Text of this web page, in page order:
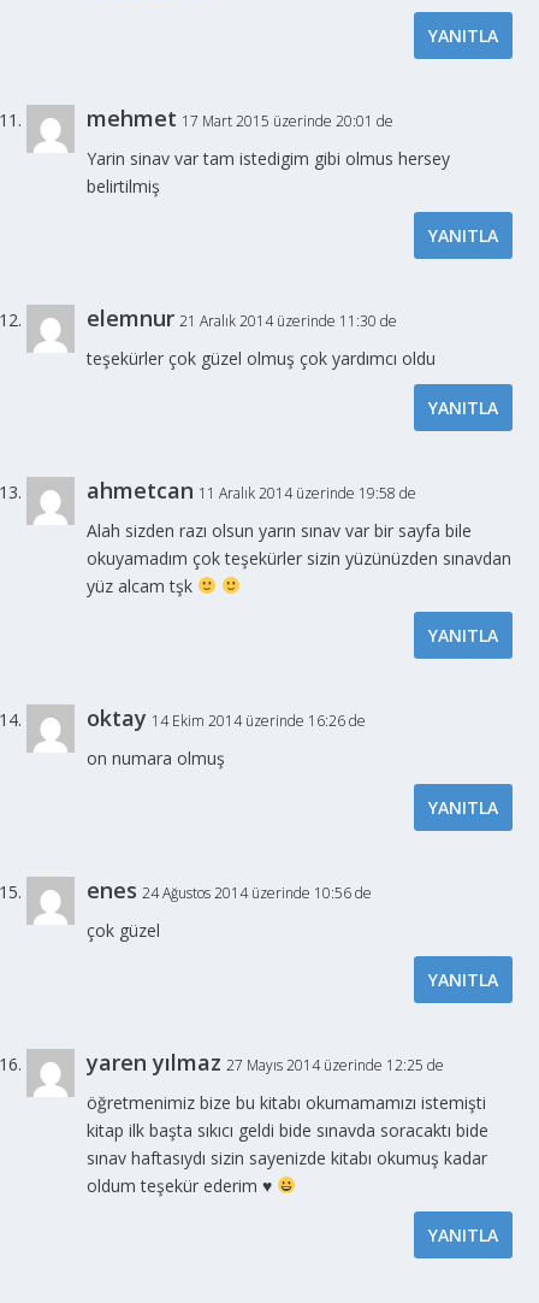
YANITLA
mehmet 17 Mart 2015 üzerinde 20:01 de
Yarin sinav var tam istedigim gibi olmus hersey
belirtilmiş
YANITLA
elemnur 21 Aralık 2014 üzerinde 11:30 de
teşekürler çok güzel olmuş çok yardımcı oldu
YANITLA
ahmetcan 11 Aralık 2014 üzerinde 19:58 de
Alah sizden razı olsun yarın sınav var bir sayfa bile
okuyamadım çok teşekürler sizin yüzünüzden sınavdan
yüz alcam tşk
YANITLA
oktay 14 Ekim 2014 üzerinde 16:26 de
on numara olmuş
YANITLA
enes 24 Ağustos 2014 üzerinde 10:56 de
çok güzel
YANITLA
yaren yılmaz 27 Mayıs 2014 üzerinde 12:25 de
öğretmenimiz bize bu kitabı okumamamızı istemişti
kitap ilk başta sıkıcı geldi bide sınavda soracaktı bide
sınav haftasıydı sizin sayenizde kitabı okumuş kadar
oldum teşekür ederim♥
YANITLA